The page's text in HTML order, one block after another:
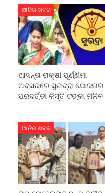
ଆଜିର ଖବର
ଆସନ୍ତା ରାକ୍ଷୀ ପୂର୍ଣ୍ଣିମା
ଅବସରରେ ସୁଭଦ୍ରା ଯୋଜନାର
ପରବର୍ତ୍ତୀ କିସ୍ତି ଟଙ୍କା ମିଳିବ
ଆଜିର ଖବର